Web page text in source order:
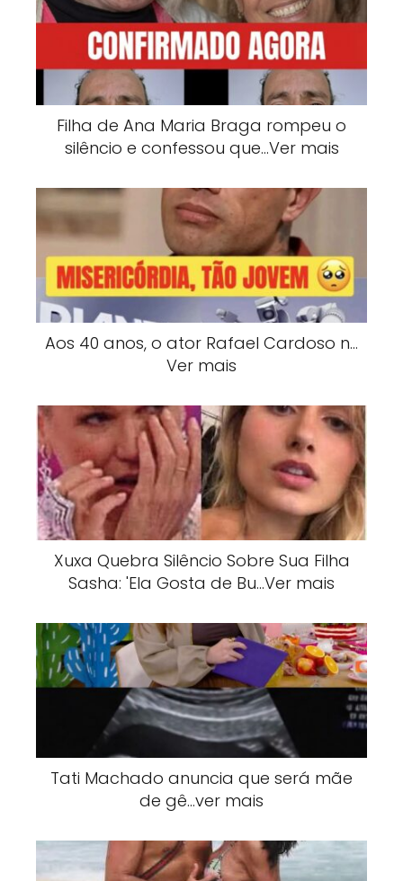
Filha de Ana Maria Braga rompeu o
silêncio e confessou que…Ver mais
Aos 40 anos, o ator Rafael Cardoso n…
Ver mais
Xuxa Quebra Silêncio Sobre Sua Filha
Sasha: 'Ela Gosta de Bu…Ver mais
Tati Machado anuncia que será mãe
de gê…ver mais